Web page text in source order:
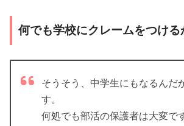
何でも学校にクレームをつける
そうそう、中学生にもなるんだ
す。
何処でも部活の保護者は大変で